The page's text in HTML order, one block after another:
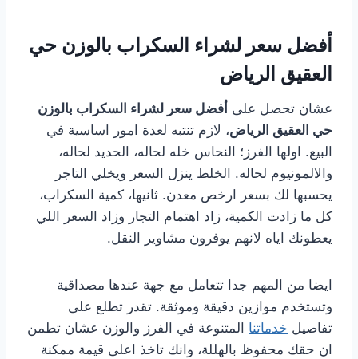
أفضل سعر لشراء السكراب بالوزن حي
العقيق الرياض
عشان تحصل على أفضل سعر لشراء السكراب بالوزن
حي العقيق الرياض، لازم تنتبه لعدة امور اساسية في
البيع. اولها الفرز؛ النحاس خله لحاله، الحديد لحاله،
والالمونيوم لحاله. الخلط ينزل السعر ويخلي التاجر
يحسبها لك بسعر ارخص معدن. ثانيها، كمية السكراب،
كل ما زادت الكمية، زاد اهتمام التجار وزاد السعر اللي
يعطونك اياه لانهم يوفرون مشاوير النقل.
ايضا من المهم جدا تتعامل مع جهة عندها مصداقية
وتستخدم موازين دقيقة وموثقة. تقدر تطلع على
تفاصيل خدماتنا المتنوعة في الفرز والوزن عشان تطمن
ان حقك محفوظ بالهللة، وانك تاخذ اعلى قيمة ممكنة